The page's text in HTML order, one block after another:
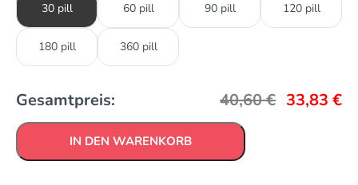
30 pill 60 pill 90 pill 120 pill
180 pill 360 pill
Gesamtpreis: 40,60€ 33,83 €
IN DEN WARENKORB